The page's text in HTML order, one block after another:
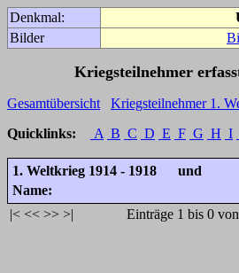
Denkmal:
Bilder
Kriegsteilnehmer
Gesamtübersicht Kriegsteilnehmer 1.
Quicklinks:
A B C D E F G H I
1. Weltkrieg 1914 - 1918 und
Name:
|< << >> >| Einträge 1 bis 0